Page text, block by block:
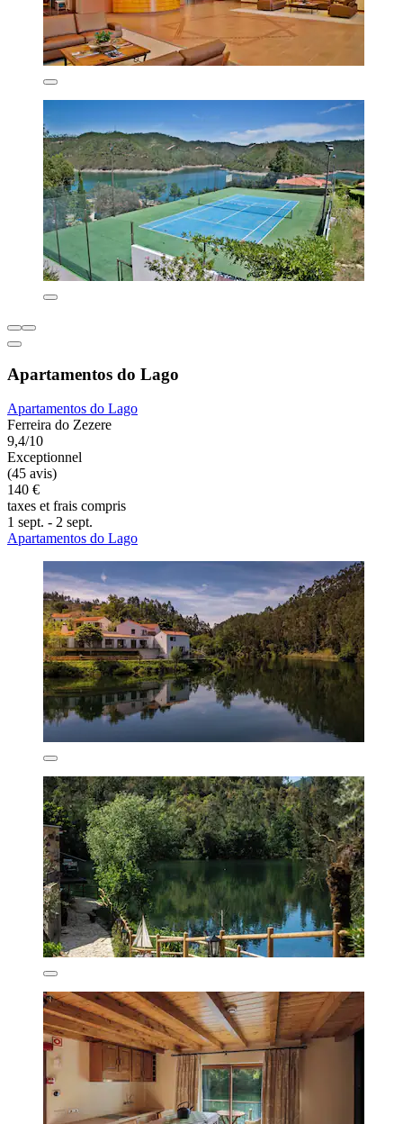
Apartamentos do Lago
Apartamentos do Lago
Ferreira do Zezere
9,4/10
Exceptionnel
(45 avis)
140 €
taxes et frais compris
1 sept. - 2 sept.
Apartamentos do Lago